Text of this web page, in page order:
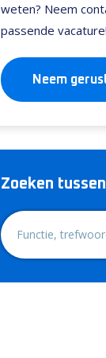
weten? Neem
passende vacature!
Neem
Zoeken